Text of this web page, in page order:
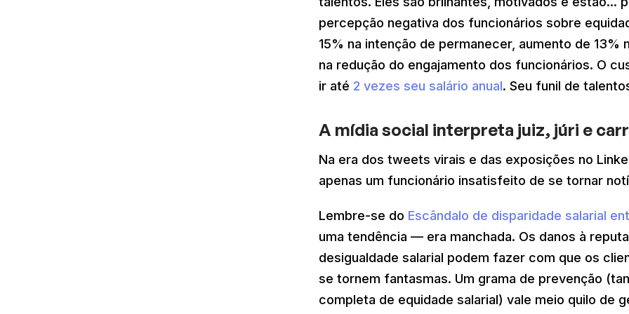
percepção negativa dos funcionários sobre
15% na intenção de permanecer, aumento de
na redução do engajamento dos funcionários. O
ir até 2 vezes seu salário anual. Seu funil de
A mídia social interpreta juiz, júri e
Na era dos tweets virais e das exposições no
apenas um funcionário insatisfeito de se tornar
Lembre-se do Escândalo de disparidade salarial
uma tendência — era manchada. Os danos à
desigualdade salarial podem fazer com que os
se tornem fantasmas. Um grama de prevenção
completa de equidade salarial) vale meio quilo de